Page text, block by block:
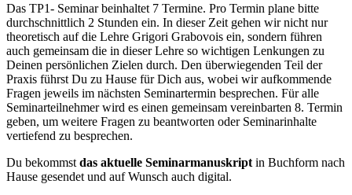
Das TP1- Seminar beinhaltet 7 Termine. Pro Termin plane bitte
durchschnittlich 2 Stunden ein. In dieser Zeit gehen wir nicht nur
theoretisch auf die Lehre Grigori Grabovois ein, sondern führen
auch gemeinsam die in dieser Lehre so wichtigen Lenkungen zu
Deinen persönlichen Zielen durch. Den überwiegenden Teil der
Praxis führst Du zu Hause für Dich aus, wobei wir aufkommende
Fragen jeweils im nächsten Seminartermin besprechen. Für alle
Seminarteilnehmer wird es einen gemeinsam vereinbarten 8. Termin
geben, um weitere Fragen zu beantworten oder Seminarinhalte
vertiefend zu besprechen.
Du bekommst das aktuelle Seminarmanuskript in Buchform nach
Hause gesendet und auf Wunsch auch digital.